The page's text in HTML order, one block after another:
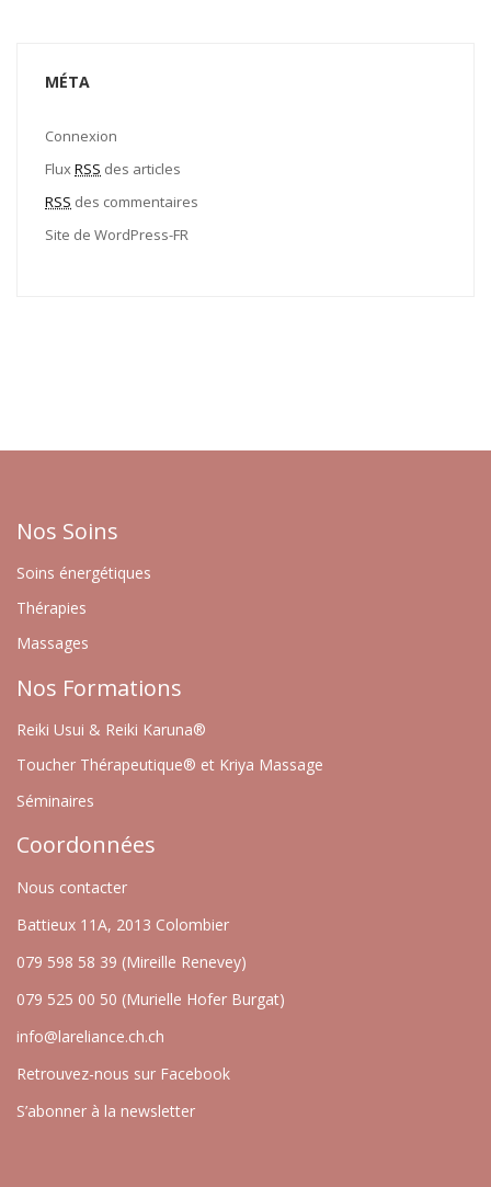
MÉTA
Connexion
Flux RSS des articles
RSS des commentaires
Site de WordPress-FR
Nos Soins
Soins énergétiques
Thérapies
Massages
Nos Formations
Reiki Usui & Reiki Karuna®
Toucher Thérapeutique® et Kriya Massage
Séminaires
Coordonnées
Nous contacter
Battieux 11A, 2013 Colombier
079 598 58 39 (Mireille Renevey)
079 525 00 50 (Murielle Hofer Burgat)
info@lareliance.ch.ch
Retrouvez-nous sur Facebook
S’abonner à la newsletter